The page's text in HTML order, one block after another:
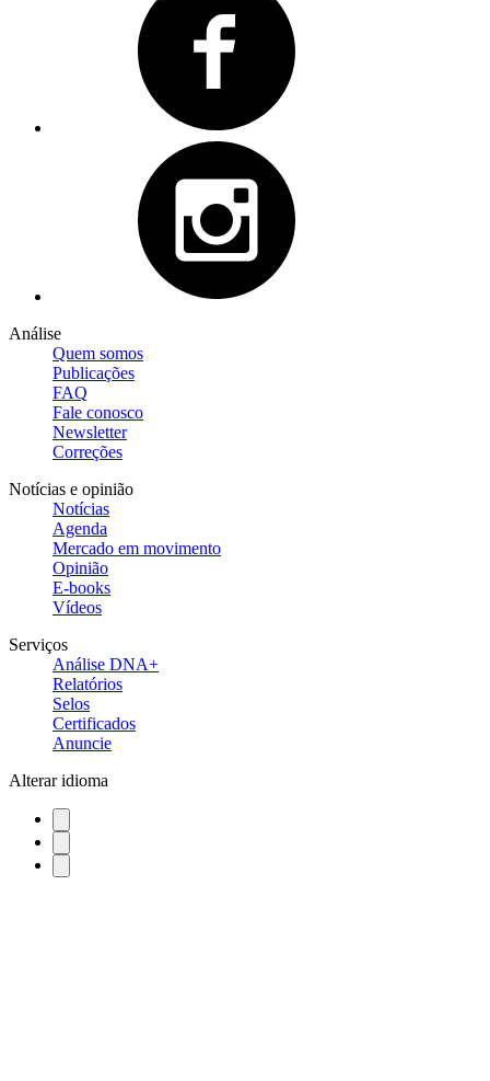
Análise
Quem somos
Publicações
FAQ
Fale conosco
Newsletter
Correções
Notícias e opinião
Notícias
Agenda
Mercado em movimento
Opinião
E-books
Vídeos
Serviços
Análise DNA+
Relatórios
Selos
Certificados
Anuncie
Alterar idioma